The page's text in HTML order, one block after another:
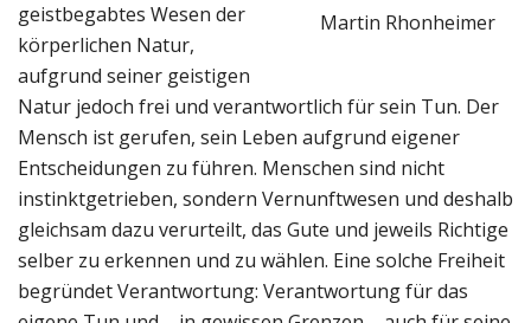
Martin Rhonheimer
geistbegabtes Wesen der
körperlichen Natur,
aufgrund seiner geistigen
Natur jedoch frei und verantwortlich für sein Tun. Der
Mensch ist gerufen, sein Leben aufgrund eigener
Entscheidungen zu führen. Menschen sind nicht
instinktgetrieben, sondern Vernunftwesen und deshalb
gleichsam dazu verurteilt, das Gute und jeweils Richtige
selber zu erkennen und zu wählen. Eine solche Freiheit
begründet Verantwortung: Verantwortung für das